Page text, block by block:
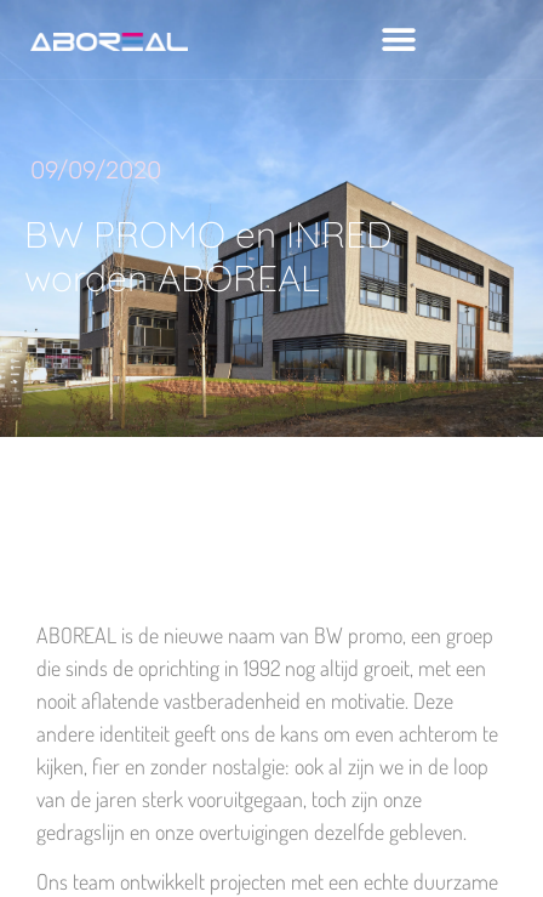
09/09/2020
BW PROMO en INRED
worden ABOREAL
ABOREAL is de nieuwe naam van BW promo, een groep
die sinds de oprichting in 1992 nog altijd groeit, met een
nooit aflatende vastberadenheid en motivatie. Deze
andere identiteit geeft ons de kans om even achterom te
kijken, fier en zonder nostalgie: ook al zijn we in de loop
van de jaren sterk vooruitgegaan, toch zijn onze
gedragslijn en onze overtuigingen dezelfde gebleven.
Ons team ontwikkelt projecten met een echte duurzame